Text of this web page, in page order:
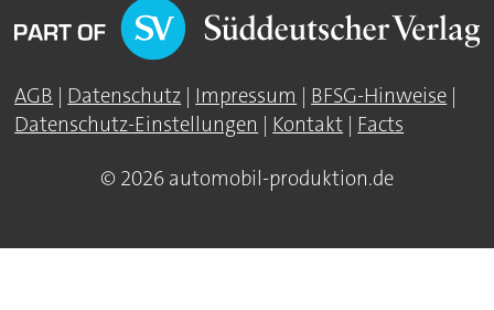
AGB | Datenschutz | Impressum | BFSG-Hinweise |
Datenschutz-Einstellungen | Kontakt | Facts
© 2026 automobil-produktion.de